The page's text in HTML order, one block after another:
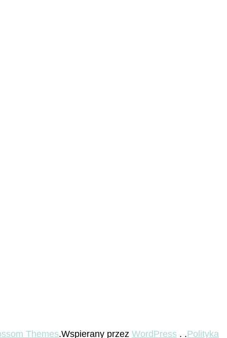
Themes.Wspierany przez WordPress . .Polityka